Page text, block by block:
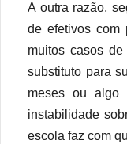
A outra razão,
de efetivos com
muitos casos
substituto para
meses ou algo
instabilidade
escola faz com